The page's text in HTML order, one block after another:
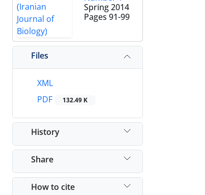
Spring 2014
Pages 91-99
Files
XML
PDF
132.49 K
History
Share
How to cite